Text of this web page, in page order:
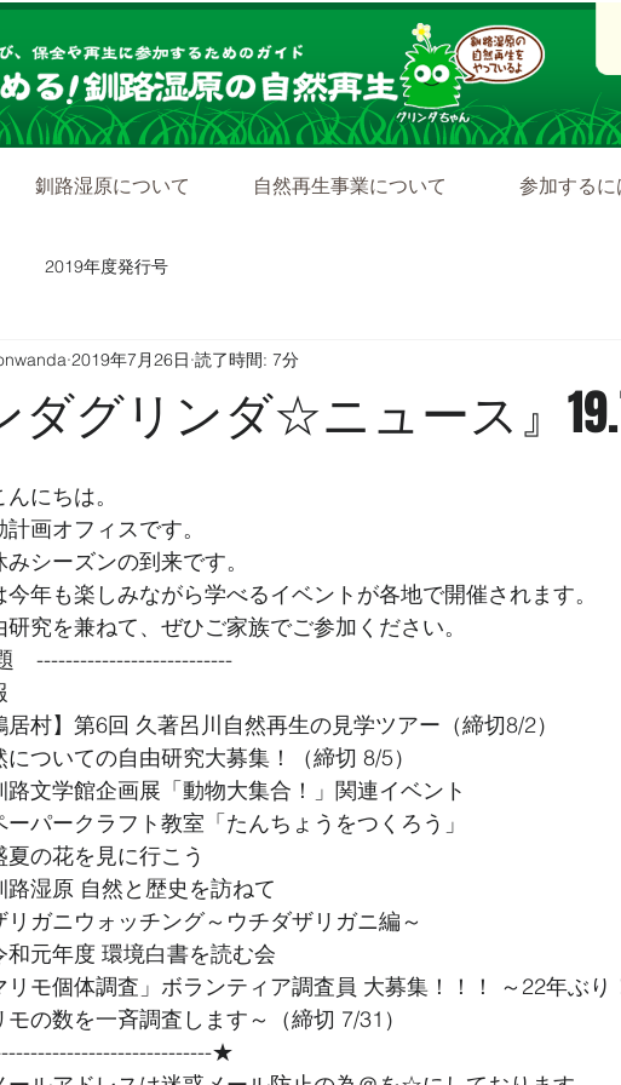
釧路湿原について 自然再生事業について 参加する
2019年度発行号
ダグリンダ☆ニュース』
2019年7月26日 読了時間: 7分
にちは。
画オフィスです。
シーズンの到来です。
年も楽しみながら学べるイベントが各地で開催されます。
究を兼ねて、ぜひご家族でご参加ください。
　---------------------------
居村】第6回 久著呂川自然再生の見学ツアー（締切8/2）
についての自由研究大募集！（締切 8/5）
路文学館企画展「動物大集合！」関連イベント
ラフト教室「たんちょうをつくろう」
夏の花を見に行こう
路湿原 自然と歴史を訪ねて
リガニウォッチング～ウチダザリガニ編～
和元年度 環境白書を読む会
リモ個体調査」ボランティア調査員 大募集！！！ ～22年ぶり
の数を一斉調査します～（締切 7/31）
★